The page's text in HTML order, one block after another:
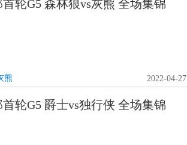
轮G5 森林狼vs灰熊 全场集锦
熊 2022-04-27
轮G5 爵士vs独行侠 全场集锦